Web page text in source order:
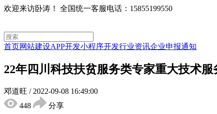
欢迎来访卧涛！ 全国统一客服电话：15855199550
首页网站建设APP开发小程序开发行业资讯企业申报通知
22年四川科技扶贫服务类专家重大技术
邓道旺 / 2022-09-08 16:49:00
448
分享